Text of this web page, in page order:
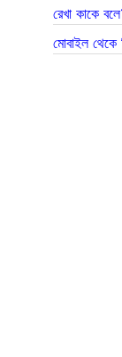
রেখা কাকে
মোবাইল থেকে